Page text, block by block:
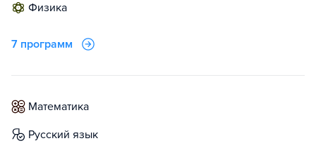
физика
7 программ
математика
русский язык